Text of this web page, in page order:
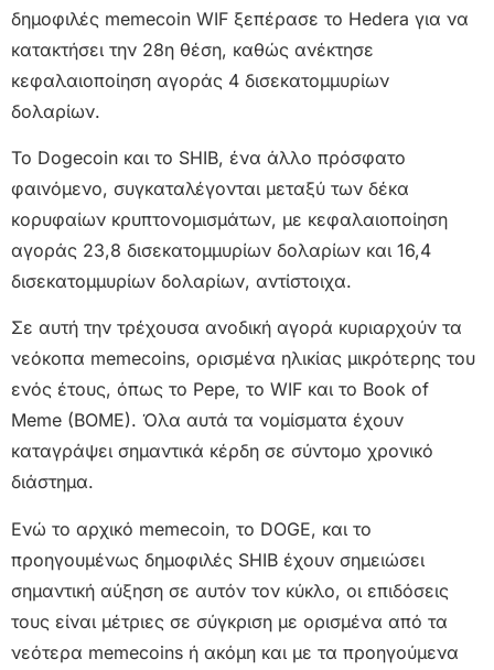
δημοφιλές memecoin WIF ξεπέρασε το Hedera για να
κατακτήσει την 28η θέση, καθώς ανέκτησε
κεφαλαιοποίηση αγοράς 4 δισεκατομμυρίων
δολαρίων.
Το Dogecoin και το SHIB, ένα άλλο πρόσφατο
φαινόμενο, συγκαταλέγονται μεταξύ των δέκα
κορυφαίων κρυπτονομισμάτων, με κεφαλαιοποίηση
αγοράς 23,8 δισεκατομμυρίων δολαρίων και 16,4
δισεκατομμυρίων δολαρίων, αντίστοιχα.
Σε αυτή την τρέχουσα ανοδική αγορά κυριαρχούν τα
νεόκοπα memecoins, ορισμένα ηλικίας μικρότερης του
ενός έτους, όπως το Pepe, το WIF και το Book of
Meme (BOME). Όλα αυτά τα νομίσματα έχουν
καταγράψει σημαντικά κέρδη σε σύντομο χρονικό
διάστημα.
Ενώ το αρχικό memecoin, το DOGE, και το
προηγουμένως δημοφιλές SHIB έχουν σημειώσει
σημαντική αύξηση σε αυτόν τον κύκλο, οι επιδόσεις
τους είναι μέτριες σε σύγκριση με ορισμένα από τα
νεότερα memecoins ή ακόμη και με τα προηγούμενα